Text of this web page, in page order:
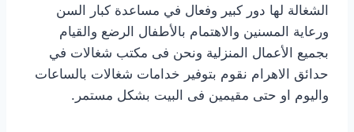
الشغالة لها دور كبير وفعال في مساعدة كبار السن
ورعاية المسنين والاهتمام بالأطفال الرضع والقيام
بجميع الأعمال المنزلية ونحن فى مكتب شغالات في
حدائق الاهرام نقوم بتوفير خدامات شغالات بالساعات
واليوم او حتى مقيمين فى البيت بشكل مستمر.